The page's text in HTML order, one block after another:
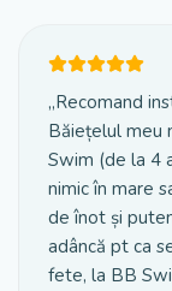
„Recomand
Băiețelul meu
Swim (de la 4
nimic în mare
de înot și
adâncă pt ca
fete, la BB